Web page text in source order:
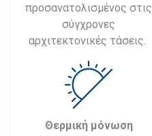
προσανατολισμένος στις
σύγχρονες
αρχιτεκτονικές τάσεις.
Θερμική μόνωση